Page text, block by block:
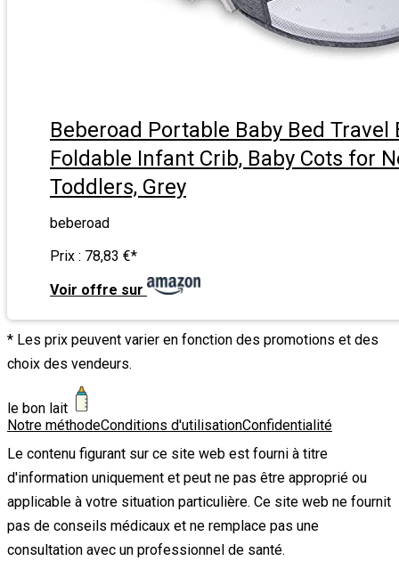
Beberoad Portable Baby Bed Travel
Foldable Infant Crib, Baby Cots for
Toddlers, Grey
beberoad
Prix : 78,83 €*
Voir offre sur
* Les prix peuvent varier en fonction des promotions et des
choix des vendeurs.
le bon lait
Notre méthodeConditions d'utilisationConfidentialité
Le contenu figurant sur ce site web est fourni à titre
d'information uniquement et peut ne pas être approprié ou
applicable à votre situation particulière. Ce site web ne fournit
pas de conseils médicaux et ne remplace pas une
consultation avec un professionnel de santé.